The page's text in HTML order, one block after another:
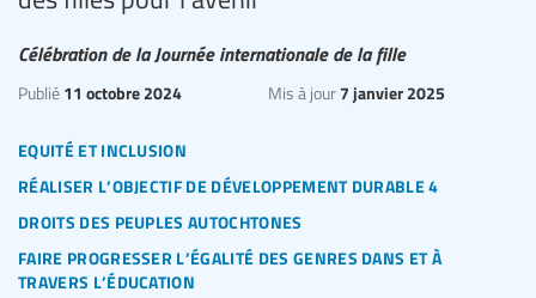
Célébration de la Journée internationale de la fille
equité et inclusion
réaliser l’objectif de développement durable 4
droits des peuples autochtones
faire progresser l’égalité des genres dans et à
travers l’éducation
Publié 11 octobre 2024 Mis à jour 7 janvier 2025